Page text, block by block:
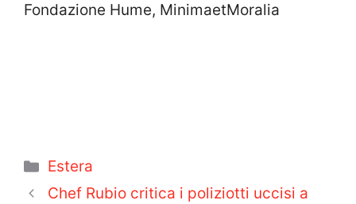
Fondazione Hume, MinimaetMoralia
Categorie
Estera
Chef Rubio critica i poliziotti uccisi a